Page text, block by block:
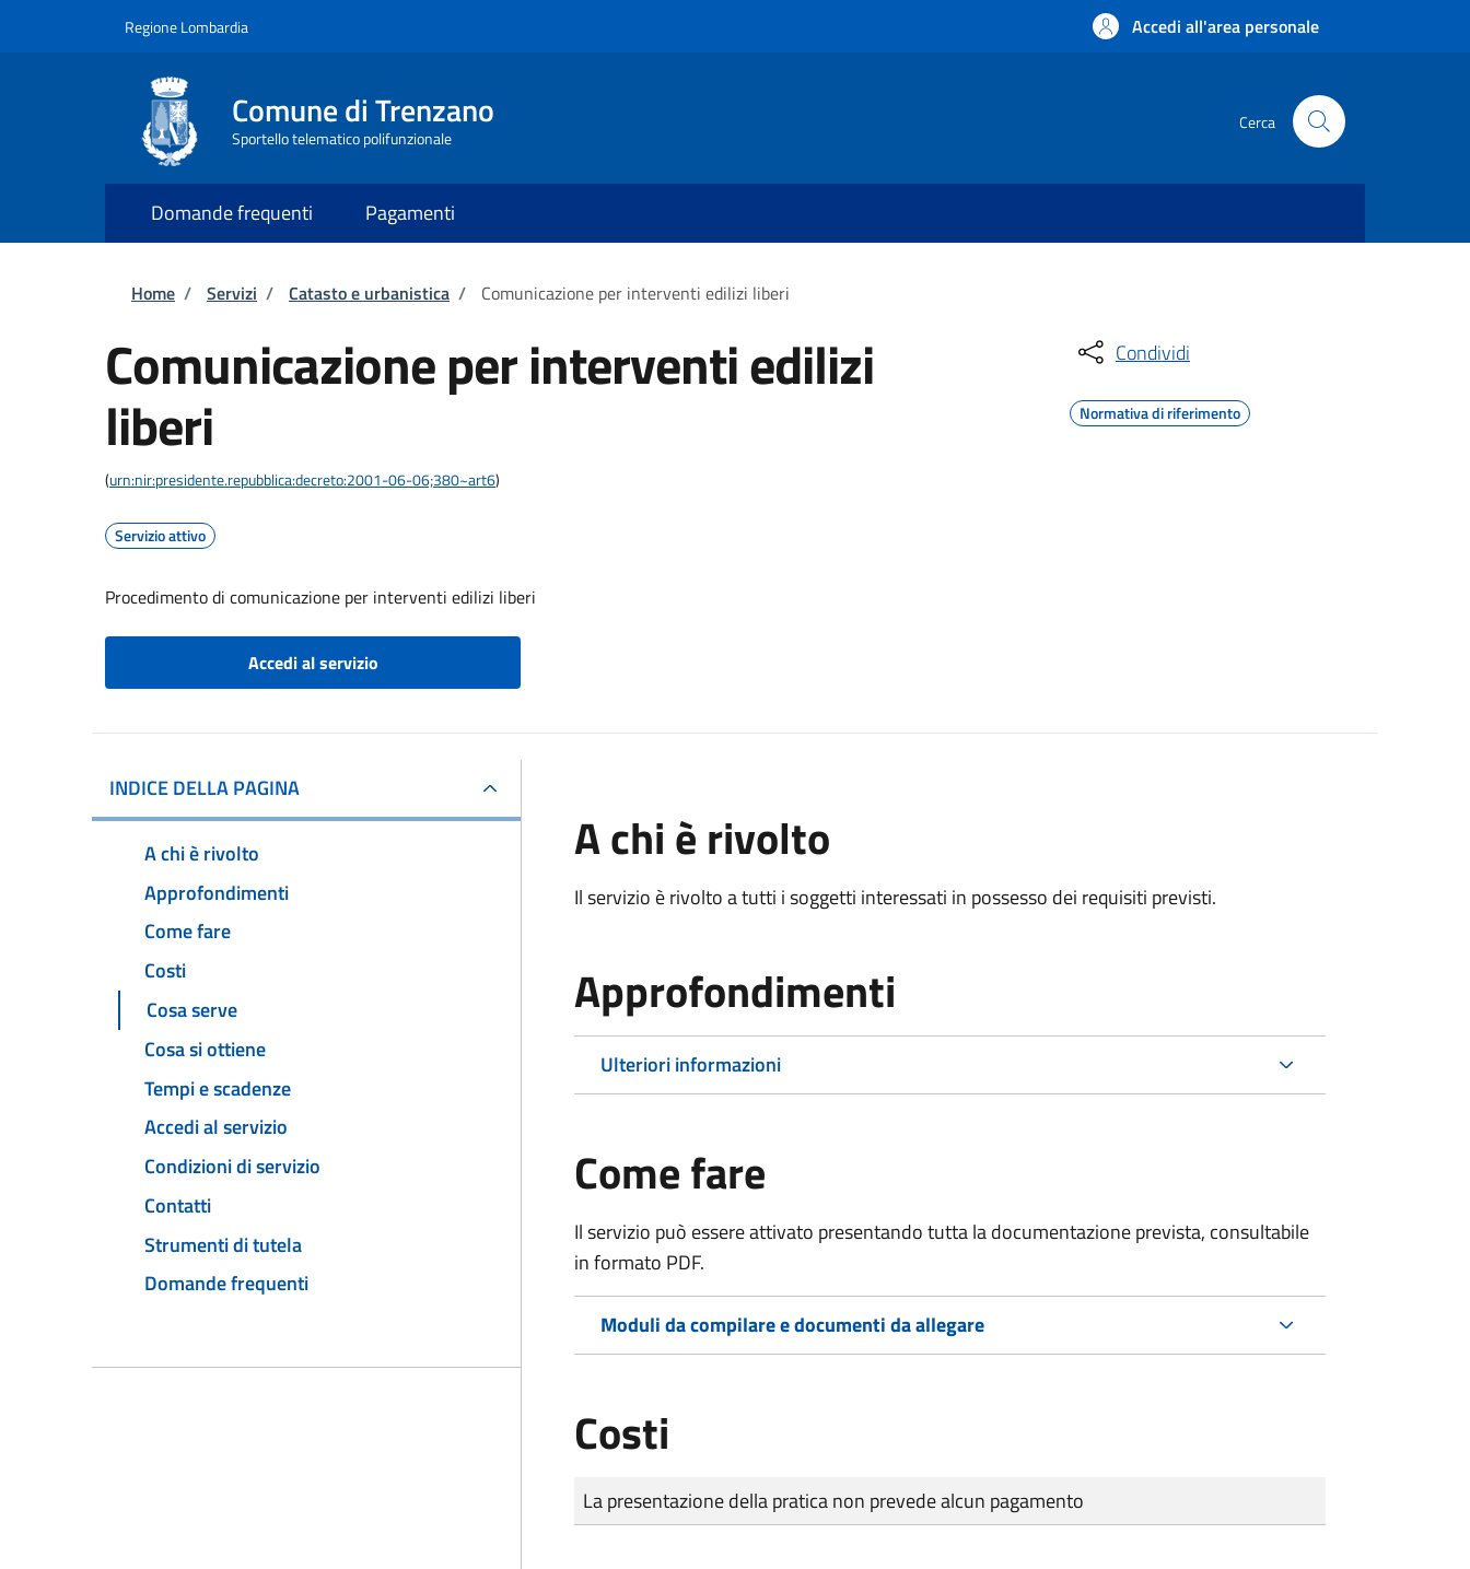
Regione Lombardia Accedi all'area personale
Comune di Trenzano
Sportello telematico polifunzionale
Cerca
Domande frequenti Pagamenti
Briciole di pane
Home / Servizi / Catasto e urbanistica / Comunicazione per interventi edilizi liberi
Comunicazione per interventi edilizi
liberi
(urn:nir:presidente.repubblica:decreto:2001-06-06;380~art6)
Servizio attivo
Procedimento di comunicazione per interventi edilizi liberi
Accedi al servizio
Condividi
Normativa di riferimento
INDICE DELLA PAGINA
A chi è rivolto
Approfondimenti
Come fare
Costi
Cosa serve
Cosa si ottiene
Tempi e scadenze
Accedi al servizio
Condizioni di servizio
Contatti
Strumenti di tutela
Domande frequenti
A chi è rivolto
Il servizio è rivolto a tutti i soggetti interessati in possesso dei requisiti previsti.
Approfondimenti
Ulteriori informazioni
Come fare
Il servizio può essere attivato presentando tutta la documentazione prevista, consultabile
in formato PDF.
Moduli da compilare e documenti da allegare
Costi
Tipo di pagamento
Importo
La presentazione della pratica non prevede alcun pagamento